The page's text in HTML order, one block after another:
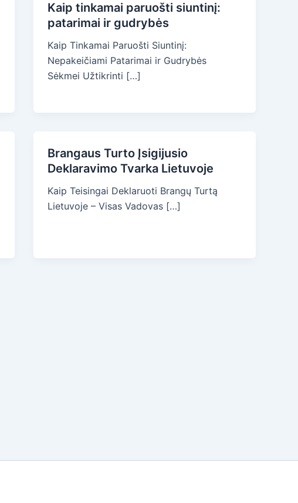
Kaip tinkamai paruošti siuntinį:
patarimai ir gudrybės
Kaip Tinkamai Paruošti Siuntinį:
Nepakeičiami Patarimai ir Gudrybės
Sėkmei Užtikrinti […]
Brangaus Turto Įsigijusio
Deklaravimo Tvarka Lietuvoje
Kaip Teisingai Deklaruoti Brangų Turtą
Lietuvoje – Visas Vadovas […]